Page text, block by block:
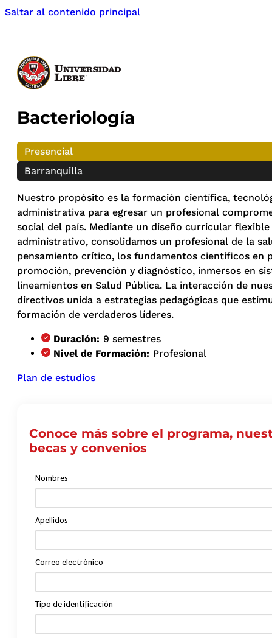
Saltar al contenido principal
Bacteriología
Presencial
Barranquilla
Nuestro propósito es la formación científica,
administrativa para egresar un profesional
social del país. Mediante un diseño curricular
administrativo, consolidamos un profesional de la
pensamiento crítico, los fundamentos científicos en
promoción, prevención y diagnóstico, inmersos en
lineamientos en Salud Pública. La interacción de
directivos unida a estrategias pedagógicas que
formación de verdaderos líderes.
Duración: 9 semestres
Nivel de Formación: Profesional
Plan de estudios
Conoce más sobre el programa,
becas y convenios